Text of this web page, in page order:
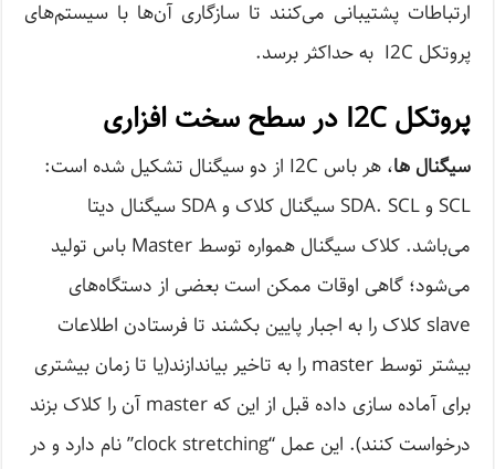
ارتباطات پشتیبانی می‌کنند تا سازگاری آن‌ها با سیستم‌های
پروتکل I2C به حداکثر برسد.
پروتکل I2C در سطح سخت افزاری
سیگنال ها
، هر باس I2C از دو سیگنال تشکیل شده است:
SCL و SDA. SCL سیگنال کلاک و SDA سیگنال دیتا
می‌باشد. کلاک سیگنال همواره توسط Master باس تولید
می‌شود؛ گاهی اوقات ممکن است بعضی از دستگاه‌های
slave کلاک را به اجبار پایین بکشند تا فرستادن اطلاعات
بیشتر توسط master را به تاخیر بیاندازند(یا تا زمان بیشتری
برای آماده سازی داده قبل از این که master آن را کلاک بزند
درخواست کنند). این عمل “clock stretching” نام دارد و در